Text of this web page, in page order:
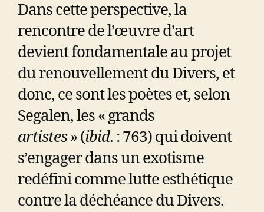
Dans cette perspective, la
rencontre de l’œuvre d’art
devient fondamentale au projet
du renouvellement du Divers, et
donc, ce sont les poètes et, selon
Segalen, les « grands
artistes» (ibid. : 763) qui doivent
s’engager dans un exotisme
redéfini comme lutte esthétique
contre la déchéance du Divers.